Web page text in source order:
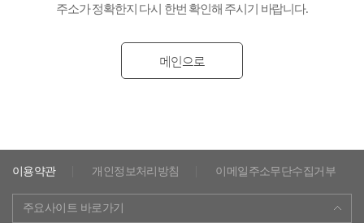
주소가 정확한지 다시 한번 확인해 주시기 바랍니다.
메인으로
이용약관 개인정보처리방침 이메일주소무단수집거부
주요사이트 바로가기